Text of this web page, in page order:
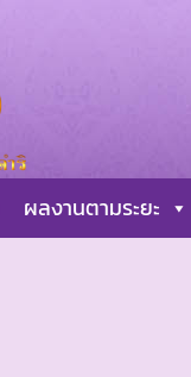
ผลงานตามระยะ